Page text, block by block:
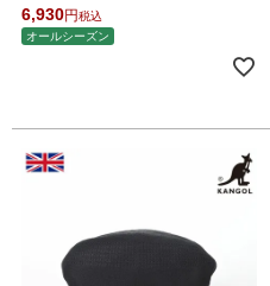
6,930
税込
オールシーズン